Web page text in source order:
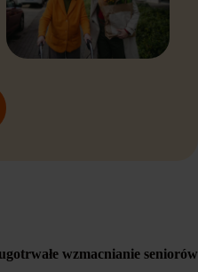
wzmacnianie seniorów